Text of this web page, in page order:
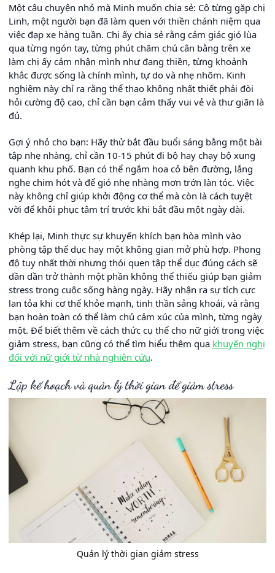
Một câu chuyện nhỏ mà Minh muốn chia sẻ: Cô từng gặp chị
Linh, một người bạn đã làm quen với thiền chánh niệm qua
việc đạp xe hàng tuần. Chị ấy chia sẻ rằng cảm giác gió lùa
qua từng ngón tay, từng phút chăm chú cân bằng trên xe
làm chị ấy cảm nhận mình như đang thiền, từng khoảnh
khắc được sống là chính mình, tự do và nhẹ nhõm. Kinh
nghiệm này chỉ ra rằng thể thao không nhất thiết phải đòi
hỏi cường độ cao, chỉ cần bạn cảm thấy vui vẻ và thư giãn là
đủ.
Gợi ý nhỏ cho bạn: Hãy thử bắt đầu buổi sáng bằng một bài
tập nhẹ nhàng, chỉ cần 10-15 phút đi bộ hay chạy bộ xung
quanh khu phố. Bạn có thể ngắm hoa cỏ bên đường, lắng
nghe chim hót và để gió nhẹ nhàng mơn trớn làn tóc. Việc
này không chỉ giúp khởi động cơ thể mà còn là cách tuyệt
vời để khôi phục tâm trí trước khi bắt đầu một ngày dài.
Khép lại, Minh thực sự khuyến khích bạn hòa mình vào
phòng tập thể dục hay một không gian mở phù hợp. Phong
độ tuy nhất thời nhưng thói quen tập thể dục đúng cách sẽ
dần dần trở thành một phần không thể thiếu giúp bạn giảm
stress trong cuộc sống hàng ngày. Hãy nhận ra sự tích cực
lan tỏa khi cơ thể khỏe mạnh, tinh thần sảng khoái, và rằng
bạn hoàn toàn có thể làm chủ cảm xúc của mình, từng ngày
một. Để biết thêm về cách thức cụ thể cho nữ giới trong việc
giảm stress, bạn cũng có thể tìm hiểu thêm qua khuyến nghị
đối với nữ giới từ nhà nghiên cứu.
Lập kế hoạch và quản lý thời gian để giảm stress
Quản lý thời gian giảm stress